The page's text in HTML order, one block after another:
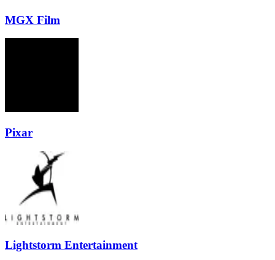
MGX Film
Pixar
Lightstorm Entertainment